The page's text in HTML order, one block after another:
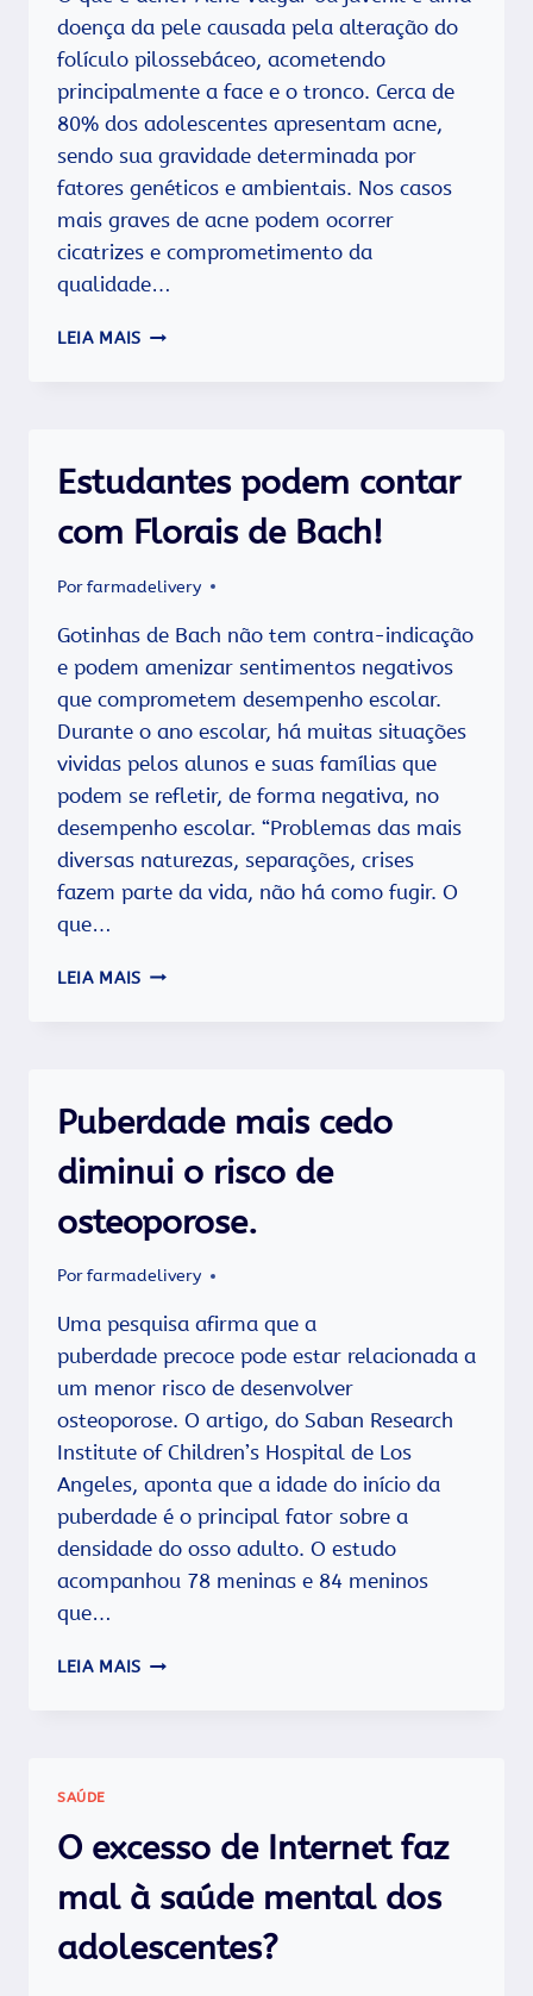
doença da pele causada pela alteração do
folículo pilossebáceo, acometendo
principalmente a face e o tronco. Cerca de
80% dos adolescentes apresentam acne,
sendo sua gravidade determinada por
fatores genéticos e ambientais. Nos casos
mais graves de acne podem ocorrer
cicatrizes e comprometimento da
qualidade…
LEIA MAIS ACNE
Estudantes podem contar
com Florais de Bach!
Porfarmadelivery
Gotinhas de Bach não tem contra-indicação
e podem amenizar sentimentos negativos
que comprometem desempenho escolar.
Durante o ano escolar, há muitas situações
vividas pelos alunos e suas famílias que
podem se refletir, de forma negativa, no
desempenho escolar. “Problemas das mais
diversas naturezas, separações, crises
fazem parte da vida, não há como fugir. O
que…
LEIA MAIS ESTUDANTES
BACH!
Puberdade mais cedo
diminui o risco de
osteoporose.
Porfarmadelivery
Uma pesquisa afirma que a
puberdade precoce pode estar relacionada a
um menor risco de desenvolver
osteoporose. O artigo, do Saban Research
Institute of Children’s Hospital de Los
Angeles, aponta que a idade do início da
puberdade é o principal fator sobre a
densidade do osso adulto. O estudo
acompanhou 78 meninas e 84 meninos
que…
LEIA MAIS PUBERDADE
OSTEOPOROSE.
SAÚDE
O excesso de Internet faz
mal à saúde mental dos
adolescentes?